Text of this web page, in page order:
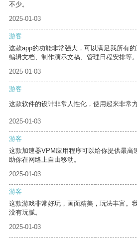
不少。
2025-01-03
游客
这款app的功能非常强大，可以满足我所有
编辑文档、制作演示文稿、管理日程安排等。
2025-01-03
游客
这款软件的设计非常人性化，使用起来非常方
2025-01-03
游客
这款加速器VPM应用程序可以给你提供最高
助你在网络上自由移动。
2025-01-03
游客
这款游戏非常好玩，画面精美，玩法丰富。
没有玩腻。
2025-01-03